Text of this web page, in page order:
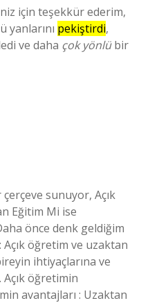
için teşekkür ederim,
yanlarını pekiştirdi,
ve daha çok yönlübir
sunuyor, Açık
Eğitim Mi ise
önce denk geldiğim
öğretim ve uzaktan
ihtiyaçlarına ve
öğretimin
avantajları : Uzaktan